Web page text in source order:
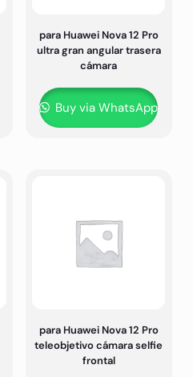
para Huawei Nova 12 Pro
ultra gran angular trasera
cámara
Buy via WhatsApp
para Huawei Nova 12 Pro
teleobjetivo cámara selfie
frontal